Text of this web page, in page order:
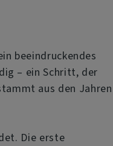
beeindruckendes
– ein Schritt, der
aus den Jahren
Die erste